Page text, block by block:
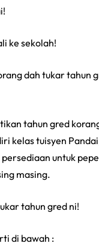
ke sekolah!
dah tukar tahun
tahun gred
kelas tuisyen
untuk
masing.
tahun gred ni!
di bawah :